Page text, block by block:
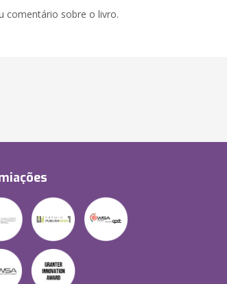
comentário sobre o livro.